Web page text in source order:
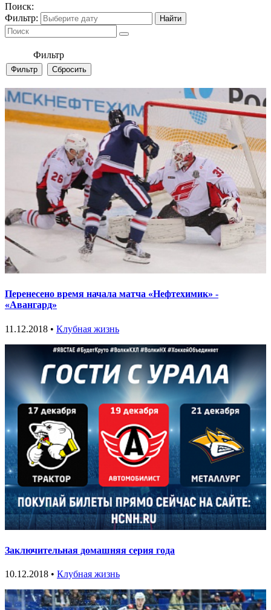
Поиск:
Фильтр:
Фильтр
Перенесено время начала матча «Нефтехимик» -
«Авангард»
11.12.2018 • Клубная жизнь
Заключительная домашняя серия года
10.12.2018 • Клубная жизнь